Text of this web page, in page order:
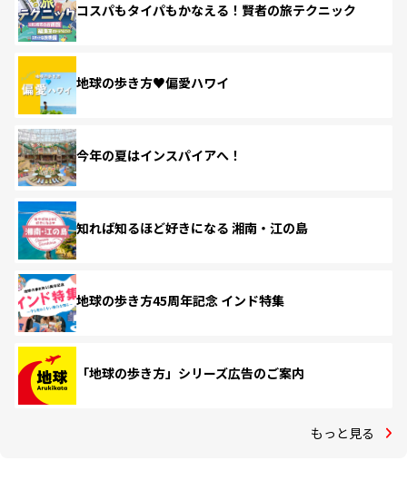
コスパもタイパもかなえる！賢者の旅テクニック
地球の歩き方♥偏愛ハワイ
今年の夏はインスパイアへ！
知れば知るほど好きになる 湘南・江の島
地球の歩き方45周年記念 インド特集
「地球の歩き方」シリーズ広告のご案内
もっと見る